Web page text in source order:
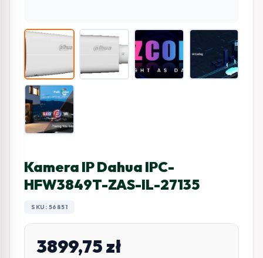
Kamera IP Dahua IPC-
HFW3849T-ZAS-IL-27135
SKU: 56851
3899,75zł